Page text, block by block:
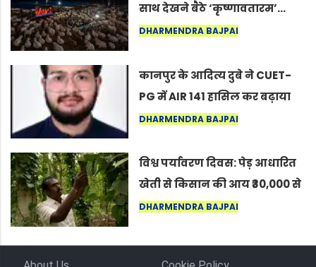
साथ देखने बैठे ‘कृष्णावतारम’…
नागपुर में दिखा ऐसा नज़ारा कि
कर सकते हैं”
DHARMENDRA BAJPAI
कानपुर के आदित्य दुबे ने CUET-
PG में AIR 141 हासिल कर बढ़ाया
शहर का मान
DHARMENDRA BAJPAI
विश्व पर्यावरण दिवस: पेड़ आधारित
खेती से किसान की आय ₹30,000 से
बढ़कर ₹3 लाख प्रति एकड़ हुई
DHARMENDRA BAJPAI